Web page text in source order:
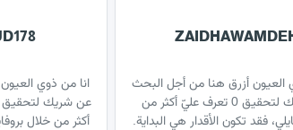
العيون أزرق هنا من أجل البحث
عن شريك لتحقيق 0 تعرف عليّ أكثر من
فقد تكون الأقدار هي البداية.
انا من ذوي
عن شريك لتحقيق
أكثر من خلال